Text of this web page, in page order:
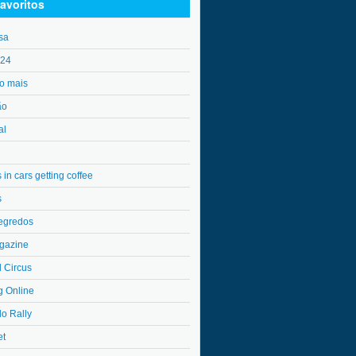
mais
in cars getting coffee
Circus
Online
Rally